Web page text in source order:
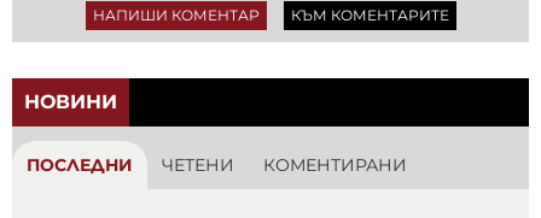
НАПИШИ КОМЕНТАР КЪМ КОМЕНТАРИТЕ
НОВИНИ
ПОСЛЕДНИ ЧЕТЕНИ КОМЕНТИРАНИ